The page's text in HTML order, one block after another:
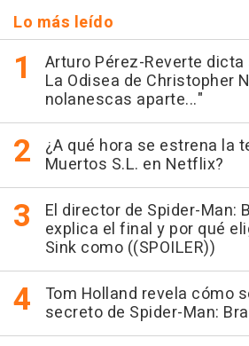
Lo más leído
Arturo Pérez-Reverte
La Odisea de Christopher
nolanescas aparte..."
¿A qué hora se estrena la
Muertos S.L. en Netflix?
El director de Spider-Man:
explica el final y por qué
Sink como ((SPOILER))
Tom Holland revela cómo
secreto de Spider-Man: